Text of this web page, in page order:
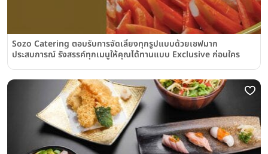
Sozo Catering ตอบรับการจัดเลี้ยงทุกรูปแบบด้วยเชฟมาก
ประสบการณ์ รังสรรค์ทุกเมนูให้คุณได้ทานแบบ Exclusive ก่อนใคร